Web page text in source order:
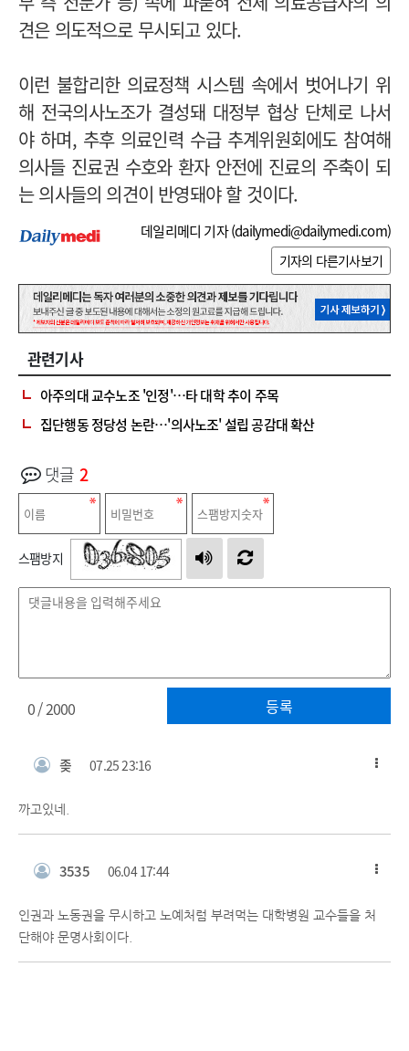
견은 의도적으로 무시되고 있다.
이런 불합리한 의료정책 시스템 속에서 벗어나기 위
해 전국의사노조가 결성돼 대정부 협상 단체로 나서
야 하며, 추후 의료인력 수급 추계위원회에도 참여해
의사들 진료권 수호와 환자 안전에 진료의 주축이 되
는 의사들의 의견이 반영돼야 할 것이다.
데일리메디 기자 (dailymedi@dailymedi.com)
기자의 다른기사보기
관련기사
아주의대 교수노조 '인정'…타 대학 추이 주목
집단행동 정당성 논란…'의사노조' 설립 공감대 확산
댓글 2
스팸방지
등록
0/ 2000
좆 07.25 23:16
까고있네.
3535 06.04 17:44
인권과 노동권을 무시하고 노예처럼 부려먹는 대학병원 교수들을 처
단해야 문명사회이다.